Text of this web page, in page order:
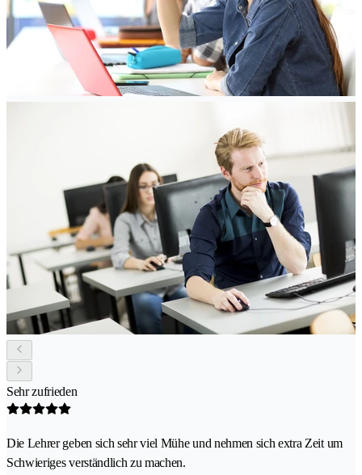
Sehr zufrieden
Die Lehrer geben sich sehr viel Mühe und nehmen sich extra Zeit um
Schwieriges verständlich zu machen.